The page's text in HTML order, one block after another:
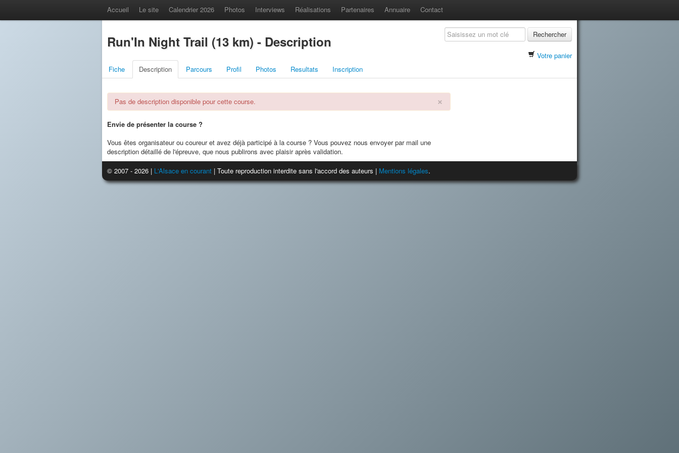
Accueil Le site Calendrier 2026 Photos Interviews Réalisations Partenaires Annuaire Contact
Run'In Night Trail (13 km) - Description Rechercher
Votre panier
Fiche
Description Parcours Profil Photos Resultats Inscription
×
Pas de description disponible pour cette course.
Envie de présenter la course ?
Vous êtes organisateur ou coureur et avez déjà participé à la course ? Vous pouvez nous envoyer par mail une
description détaillé de l'épreuve, que nous publirons avec plaisir après validation.
© 2007 - 2026 | L'Alsace en courant | Toute reproduction interdite sans l'accord des auteurs | Mentions légales.